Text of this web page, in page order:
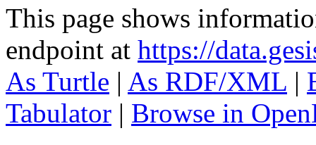
This page shows
endpoint at https://
As Turtle | As RDF/XML |
Tabulator | Browse in